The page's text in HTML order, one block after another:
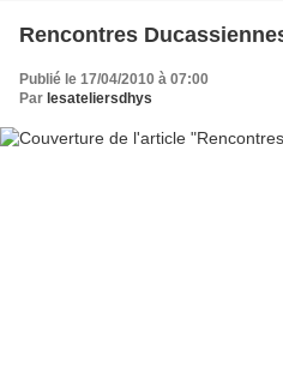
Rencontres
Publié le 17/04/2010 à 07:00
Par lesateliersdhys